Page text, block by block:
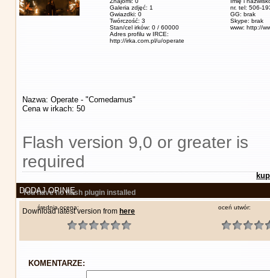
Galeria zdjęć: 1
Gwiazdki: 0
Twórczość: 3
Stan/cel irków: 0 / 60000
Adres profilu w IRCE:
http://irka.com.pl/u/operate
nr. tel: 506-
GG: brak
Skype: brak
www: http://
Nazwa: Operate - "Comedamus"
Cena w irkach: 50
Flash version 9,0 or greater is
required
You have no flash plugin installed
Download latest version from here
DODAJ OPINIĘ
średnia ocena: oceń utwór:
KOMENTARZE: